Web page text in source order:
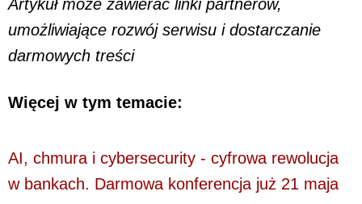
Artykuł może zawierać linki partnerów,
umożliwiające rozwój serwisu i dostarczanie
darmowych treści
Więcej w tym temacie:
AI, chmura i cybersecurity - cyfrowa rewolucja
w bankach. Darmowa konferencja już 21 maja